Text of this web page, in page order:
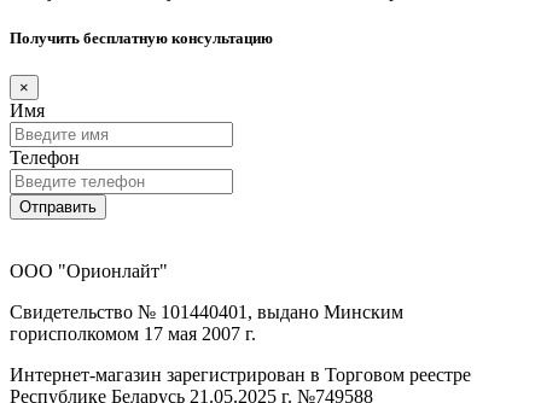
Получить бесплатную консультацию
×
Имя
Телефон
Отправить
ООО "Орионлайт"
Свидетельство № 101440401, выдано Минским
горисполкомом 17 мая 2007 г.
Интернет-магазин зарегистрирован в Торговом реестре
Республике Беларусь 21.05.2025 г. №749588